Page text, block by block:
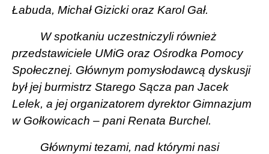
Łabuda, Michał Gizicki oraz Karol Gał.
W spotkaniu uczestniczyli również
przedstawiciele UMiG oraz Ośrodka Pomocy
Społecznej. Głównym pomysłodawcą dyskusji
był jej burmistrz Starego Sącza pan Jacek
Lelek, a jej organizatorem dyrektor Gimnazjum
w Gołkowicach – pani Renata Burchel.
Głównymi tezami, nad którymi nasi